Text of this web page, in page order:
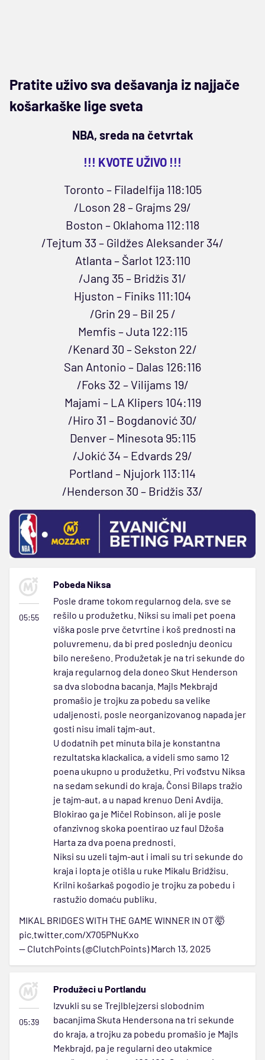
Pratite uživo sva dešavanja iz najjače
košarkaške lige sveta
NBA, sreda na četvrtak
!!! KVOTE UŽIVO !!!
Toronto – Filadelfija 118:105
/Loson 28 – Grajms 29/
Boston – Oklahoma 112:118
/Tejtum 33 – Gildžes Aleksander 34/
Atlanta – Šarlot 123:110
/Jang 35 – Bridžis 31/
Hjuston – Finiks 111:104
/Grin 29 – Bil 25 /
Memfis – Juta 122:115
/Kenard 30 – Sekston 22/
San Antonio – Dalas 126:116
/Foks 32 – Vilijams 19/
Majami – LA Klipers 104:119
/Hiro 31 – Bogdanović 30/
Denver – Minesota 95:115
/Jokić 34 – Edvards 29/
Portland – Njujork 113:114
/Henderson 30 – Bridžis 33/
05:55
Pobeda Niksa
Posle drame tokom regularnog dela, sve se
rešilo u produžetku. Niksi su imali pet poena
viška posle prve četvrtine i koš prednosti na
poluvremenu, da bi pred poslednju deonicu
bilo nerešeno. Produžetak je na tri sekunde do
kraja regularnog dela doneo Skut Henderson
sa dva slobodna bacanja. Majls Mekbrajd
promašio je trojku za pobedu sa velike
udaljenosti, posle neorganizovanog napada jer
gosti nisu imali tajm-aut.
U dodatnih pet minuta bila je konstantna
rezultatska klackalica, a videli smo samo 12
poena ukupno u produžetku. Pri vođstvu Niksa
na sedam sekundi do kraja, Čonsi Bilaps tražio
je tajm-aut, a u napad krenuo Deni Avdija.
Blokirao ga je Mičel Robinson, ali je posle
ofanzivnog skoka poentirao uz faul Džoša
Harta za dva poena prednosti.
Niksi su uzeli tajm-aut i imali su tri sekunde do
kraja i lopta je otišla u ruke Mikalu Bridžisu.
Krilni košarkaš pogodio je trojku za pobedu i
rastužio domaću publiku.
MIKAL BRIDGES WITH THE GAME WINNER IN OT 🤯
pic.twitter.com/X705PNuKxo
— ClutchPoints (@ClutchPoints)March 13, 2025
05:39
Produžeci u Portlandu
Izvukli su se Trejlblejzersi slobodnim
bacanjima Skuta Hendersona na tri sekunde
do kraja, a trojku za pobedu promašio je Majls
Mekbrajd, pa je regularni deo utakmice